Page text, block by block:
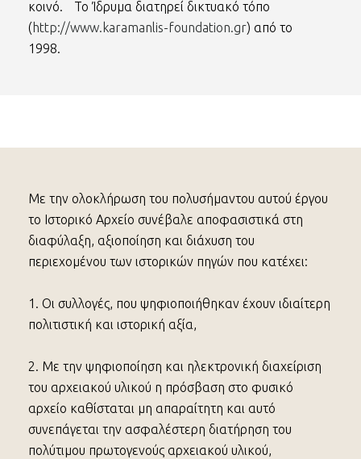
κοινό. Το Ίδρυμα διατηρεί δικτυακό τόπο
(http://www.karamanlis-foundation.gr) από το
1998.
Με την ολοκλήρωση του πολυσήμαντου αυτού έργου
το Ιστορικό Αρχείο συνέβαλε αποφασιστικά στη
διαφύλαξη, αξιοποίηση και διάχυση του
περιεχομένου των ιστορικών πηγών που κατέχει:
1. Οι συλλογές, που ψηφιοποιήθηκαν έχουν ιδιαίτερη
πολιτιστική και ιστορική αξία,
2. Με την ψηφιοποίηση και ηλεκτρονική διαχείριση
του αρχειακού υλικού η πρόσβαση στο φυσικό
αρχείο καθίσταται μη απαραίτητη και αυτό
συνεπάγεται την ασφαλέστερη διατήρηση του
πολύτιμου πρωτογενούς αρχειακού υλικού,